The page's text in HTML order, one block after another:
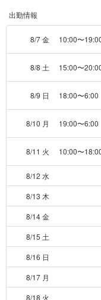
出勤情報
8/7 金 10:00〜
8/8 土 15:00〜
8/9 日 18:00〜6:00
8/10 月 19:00〜6:00
8/11 火 10:00〜
8/12 水
8/13 木
8/14 金
8/15 土
8/16 日
8/17 月
8/18 火